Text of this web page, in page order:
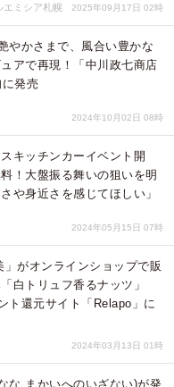
エミシア札幌 2025年09月17日 02時
やかさまで、風合い豊かな
アで再現！「中川政七商店
発売
2024年10月02日 08時
キッチンカーイベント開
！大盤振る舞いの狙いを明
や身近さを感じてほしい」
2024年05月15日 07時
がオンラインショップで販
白トリュフ香るナッツ」
ト還元サイト「Relapo」に
2024年03月13日 01時
な まかいへのいざない)が発